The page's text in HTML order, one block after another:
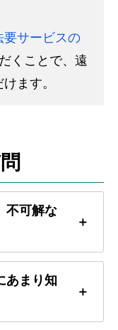
要サービスの
くことで、遠
ます。
不可解な
あまり知